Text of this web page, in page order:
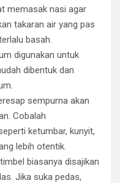
memasak nasi agar
takaran air yang pas
basah.
digunakan untuk
dibentuk dan
sempurna akan
Cobalah
ketumbar, kunyit,
lebih otentik.
biasanya disajikan
Jika suka pedas,